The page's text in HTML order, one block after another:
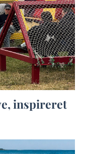
inspireret